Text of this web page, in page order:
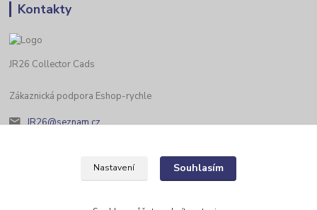
Kontakty
JR26 Collector Cads
Zákaznická podpora Eshop-rychle
JR26@seznam.cz
Nastavení Souhlasím